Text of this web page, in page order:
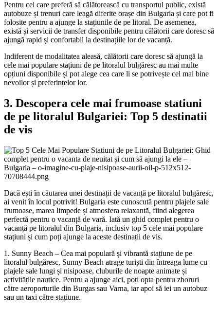
Pentru cei care preferă să călătorească cu transportul public, există
autobuze și trenuri care leagă diferite orașe din Bulgaria și care pot fi
folosite pentru a ajunge la stațiunile de pe litoral. De asemenea,
există și servicii de transfer disponibile pentru călătorii care doresc să
ajungă rapid și confortabil la destinațiile lor de vacanță.
Indiferent de modalitatea aleasă, călătorii care doresc să ajungă la
cele mai populare stațiuni de pe litoralul bulgăresc au mai multe
opțiuni disponibile și pot alege cea care li se potrivește cel mai bine
nevoilor și preferințelor lor.
3. Descopera cele mai frumoase statiuni
de pe litoralul Bulgariei: Top 5 destinatii
de vis
Dacă ești în căutarea unei destinații de vacanță pe litoralul bulgăresc,
ai venit în locul potrivit! Bulgaria este cunoscută pentru plajele sale
frumoase, marea limpede și atmosfera relaxantă, fiind alegerea
perfectă pentru o vacanță de vară. Iată un ghid complet pentru o
vacanță pe litoralul din Bulgaria, inclusiv top 5 cele mai populare
stațiuni și cum poți ajunge la aceste destinații de vis.
1. Sunny Beach – Cea mai populară și vibrantă stațiune de pe
litoralul bulgăresc, Sunny Beach atrage turiști din întreaga lume cu
plajele sale lungi și nisipoase, cluburile de noapte animate și
activitățile nautice. Pentru a ajunge aici, poți opta pentru zboruri
către aeroporturile din Burgas sau Varna, iar apoi să iei un autobuz
sau un taxi către stațiune.